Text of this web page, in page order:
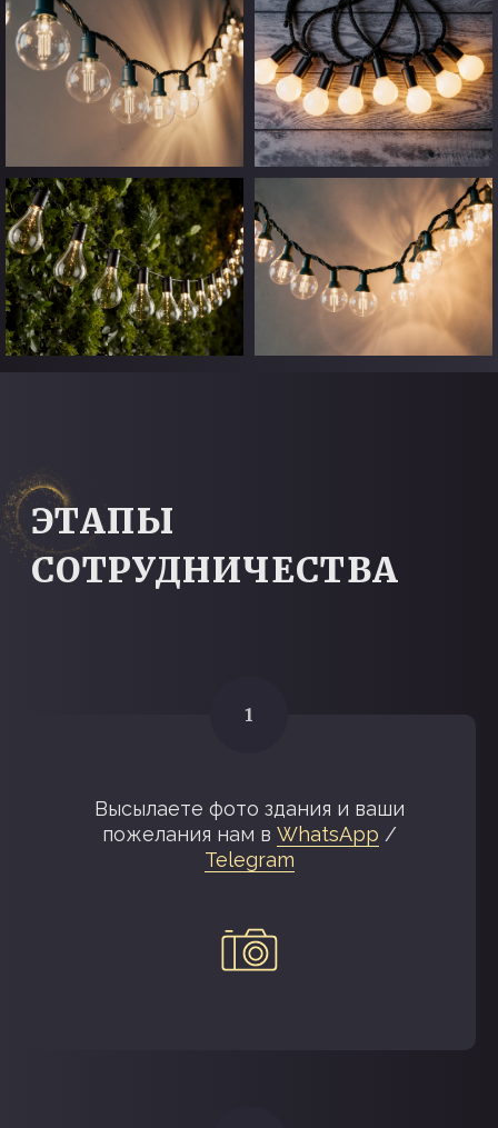
Высылаете фото здания и ваши
пожелания нам в WhatsApp /
Telegram